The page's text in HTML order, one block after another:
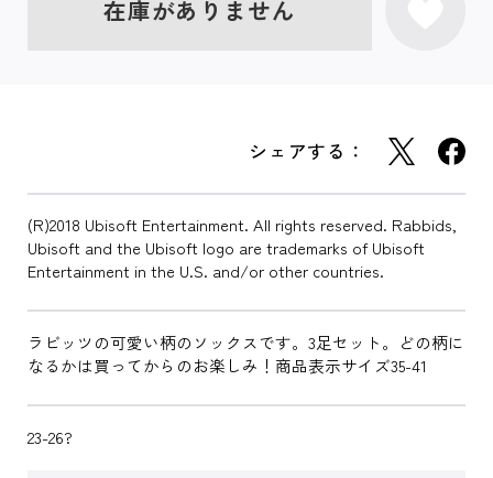
在庫がありません
シェアする：
(R)2018 Ubisoft Entertainment. All rights reserved. Rabbids,
Ubisoft and the Ubisoft logo are trademarks of Ubisoft
Entertainment in the U.S. and/or other countries.
ラビッツの可愛い柄のソックスです。3足セット。どの柄に
なるかは買ってからのお楽しみ！商品表示サイズ35-41
23-26?